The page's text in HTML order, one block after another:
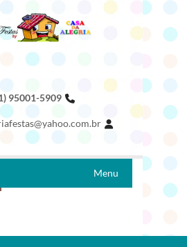
95001-5909
Menu